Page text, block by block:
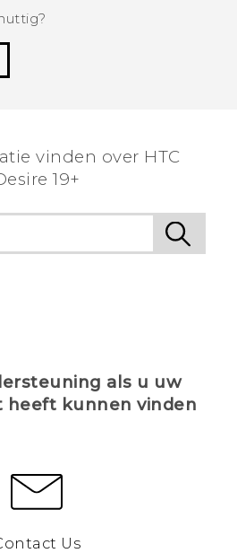
vinden over ‎HTC
19+‎
als u uw
heeft kunnen vinden
Us